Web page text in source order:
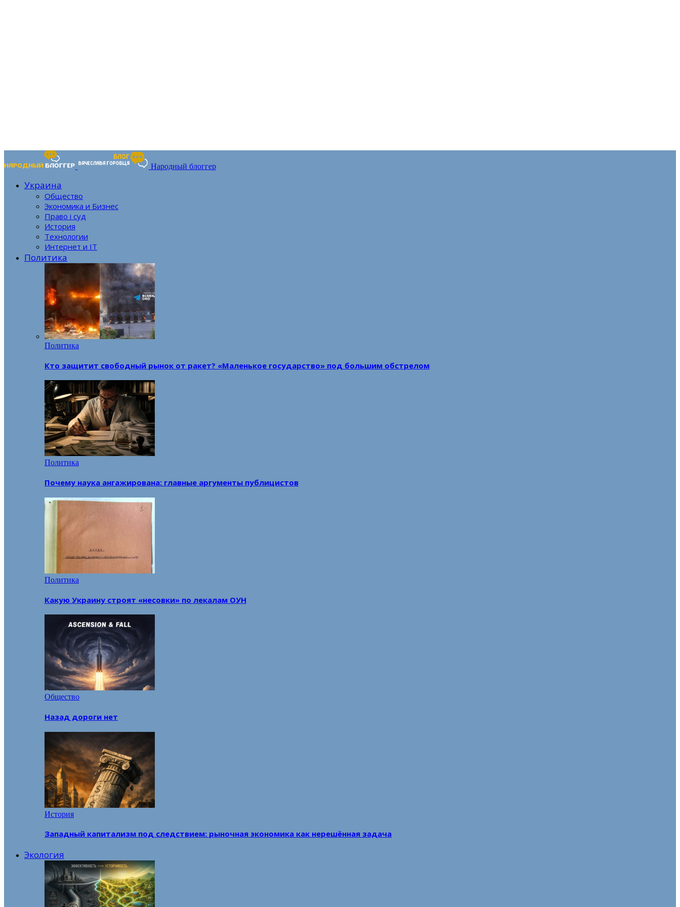
Народный блоггер
Украина
Общество
Экономика и Бизнес
Право і суд
История
Технологии
Интернет и IT
Политика
Политика
Кто защитит свободный рынок от ракет? «Маленькое государство» под большим обстрелом
Политика
Почему наука ангажирована: главные аргументы публицистов
Политика
Какую Украину строят «несовки» по лекалам ОУН
Общество
Назад дороги нет
История
Западный капитализм под следствием: рыночная экономика как нерешённая задача
Экология